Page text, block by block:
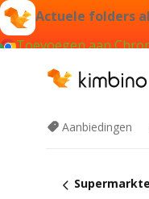
Actuele folders
Toevoegen aan
Aanbiedingen